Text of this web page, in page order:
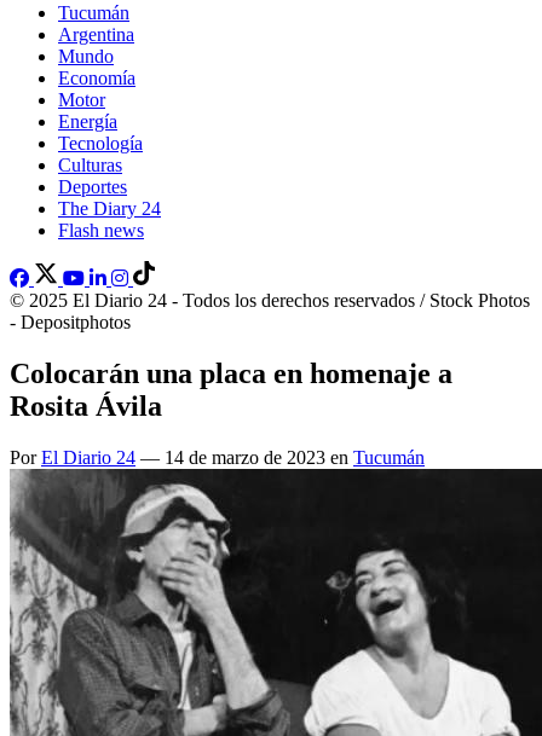
Tucumán
Argentina
Mundo
Economía
Motor
Energía
Tecnología
Culturas
Deportes
The Diary 24
Flash news
© 2025 El Diario 24 - Todos los derechos reservados / Stock Photos
- Depositphotos
Colocarán una placa en homenaje a
Rosita Ávila
PorEl Diario 24 — 14 de marzo de 2023 en Tucumán